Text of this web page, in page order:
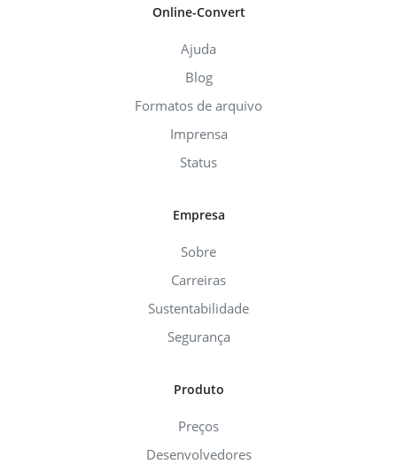
Online-Convert
Ajuda
Blog
Formatos de arquivo
Imprensa
Status
Empresa
Sobre
Carreiras
Sustentabilidade
Segurança
Produto
Preços
Desenvolvedores